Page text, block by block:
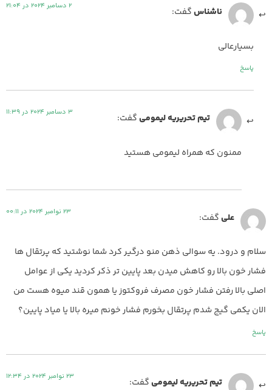
ناشناسگفت: 2 دسامبر 2024 در 21:04
بسیارعالی
پاسخ
تیم تحریریه لیمومیگفت: 3 دسامبر 2024 در 11:39
ممنون که همراه لیمومی هستید
علیگفت: 23 نوامبر 2024 در 00:11
سلام و درود. یه سوالی ذهن منو درگیر کرد شما نوشتید که پرتقال ها
فشار خون بالا رو کاهش میدن بعد پایین تر ذکر کردید یکی از عوامل
اصلی بالا رفتن فشار خون مصرف فروکتوز یا همون قند میوه هست من
الان یکمی گیج شدم پرتقال بخورم فشار خونم میره بالا یا میاد پایین؟
پاسخ
تیم تحریریه لیمومیگفت: 23 نوامبر 2024 در 12:34